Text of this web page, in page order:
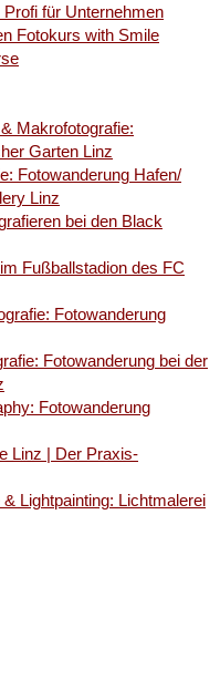
für Unternehmen
Fotokurs with Smile
Makrofotografie:
Garten Linz
Fotowanderung Hafen/
Linz
bei den Black
Fußballstadion des FC
Fotowanderung
Fotowanderung bei der
Fotowanderung
Linz | Der Praxis-
Lightpainting: Lichtmalerei